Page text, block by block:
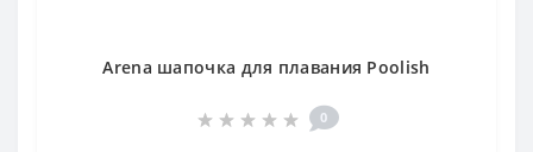
Arena шапочка для плавания Poolish
0